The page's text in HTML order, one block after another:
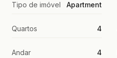
Tipo de imóvel Apartment
Quartos 4
Andar 4